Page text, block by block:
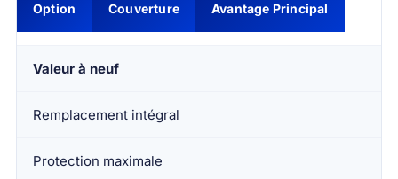
Option Couverture Avantage Principal
Valeur à neuf
Remplacement intégral
Protection maximale